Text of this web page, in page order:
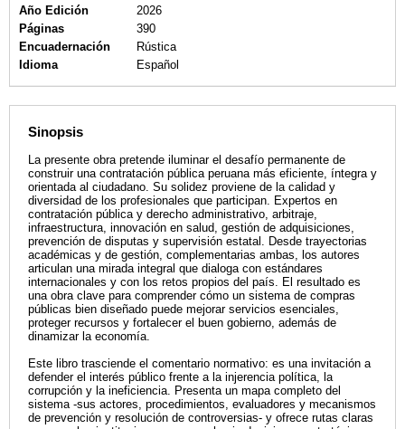
Año Edición
2026
Páginas
390
Encuadernación
Rústica
Idioma
Español
Sinopsis
La presente obra pretende iluminar el desafío permanente de
construir una contratación pública peruana más eficiente, íntegra y
orientada al ciudadano. Su solidez proviene de la calidad y
diversidad de los profesionales que participan. Expertos en
contratación pública y derecho administrativo, arbitraje,
infraestructura, innovación en salud, gestión de adquisiciones,
prevención de disputas y supervisión estatal. Desde trayectorias
académicas y de gestión, complementarias ambas, los autores
articulan una mirada integral que dialoga con estándares
internacionales y con los retos propios del país. El resultado es
una obra clave para comprender cómo un sistema de compras
públicas bien diseñado puede mejorar servicios esenciales,
proteger recursos y fortalecer el buen gobierno, además de
dinamizar la economía.
Este libro trasciende el comentario normativo: es una invitación a
defender el interés público frente a la injerencia política, la
corrupción y la ineficiencia. Presenta un mapa completo del
sistema -sus actores, procedimientos, evaluadores y mecanismos
de prevención y resolución de controversias- y ofrece rutas claras